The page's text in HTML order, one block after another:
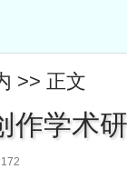
>> 正文
作学术